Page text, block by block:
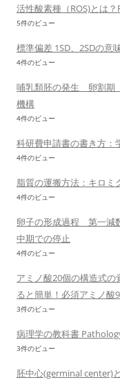
活性酸素種（ROS)とは
5件のビュー
標準偏差 1SD、2SDの意
4件のビュー
哺乳類胚の発生 卵割期
機構
4件のビュー
科研費申請書の書き方：
4件のビュー
脂質の運搬方法：キロミ
4件のビュー
卵子の形成過程 第一減
中期での停止
4件のビュー
アミノ酸20個の構造式の
ると簡単！必須アミノ酸9
3件のビュー
病理学の教科書
3件のビュー
胚中心(germinal center)